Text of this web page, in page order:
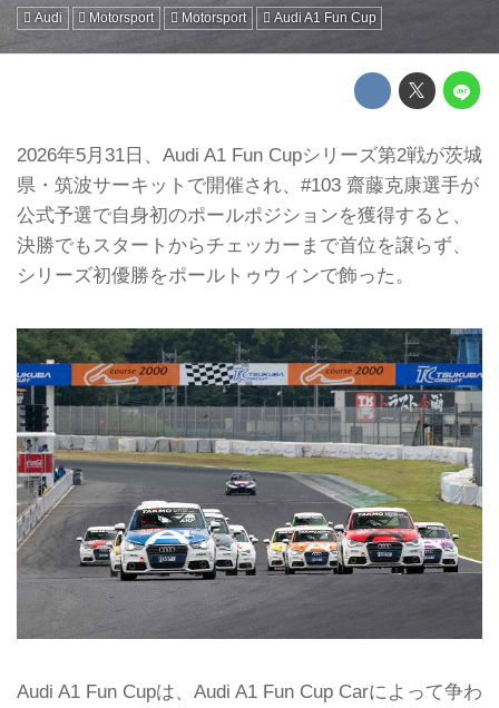
Audi Motorsport Motorsport Audi A1 Fun Cup
2026年5月31日、Audi A1 Fun Cupシリーズ第2戦が茨城
県・筑波サーキットで開催され、#103 齋藤克康選手が
公式予選で自身初のポールポジションを獲得すると、
決勝でもスタートからチェッカーまで首位を譲らず、
シリーズ初優勝をポールトゥウィンで飾った。
Audi A1 Fun Cupは、Audi A1 Fun Cup Carによって争わ